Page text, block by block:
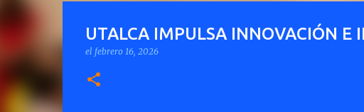
UTALCA IMPULSA INNOVACIÓN E
el febrero 16, 2026